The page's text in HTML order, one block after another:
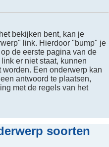
bekijken bent, kan je
link. Hierdoor "bump" je
de eerste pagina van de
er niet staat, kunnen
Een onderwerp kan
antwoord te plaatsen,
met de regels van het
soorten